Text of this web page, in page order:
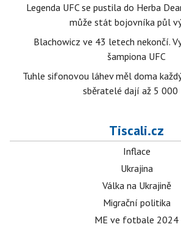
Legenda UFC se pustila do Herba
může stát bojovníka půl
Blachowicz ve 43 letech nekončí.
šampiona UFC
Tuhle sifonovou láhev měl doma
sběratelé dají až 5 000
Tiscali.cz
Inflace
Ukrajina
Válka na Ukrajině
Migrační politika
ME ve fotbale 2024